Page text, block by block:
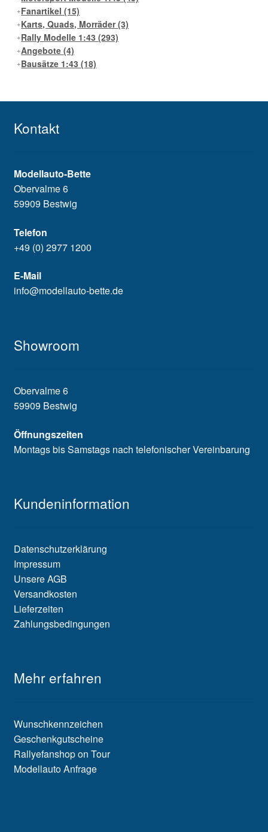
Fanartikel(15)
Karts, Quads, Morräder(3)
Rally Modelle 1:43(293)
Angebote(4)
Bausätze 1:43(18)
Kontakt
Modellauto-Bette
Obervalme 6
59909 Bestwig
Telefon
+49 (0) 2977 1200
E-Mail
info@modellauto-bette.de
Showroom
Obervalme 6
59909 Bestwig
Öffnungszeiten
Montags bis Samstags nach telefonischer Vereinbarung
Kundeninformation
Datenschutzerklärung
Impressum
Unsere AGB
Versandkosten
Lieferzeiten
Zahlungsbedingungen
Mehr erfahren
Wunschkennzeichen
Geschenkgutscheine
Rallyefanshop on Tour
Modellauto Anfrage